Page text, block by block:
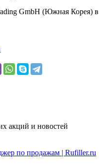
GmbH (Южная Корея)
акций и новостей
по продажам | Rufiller.ru